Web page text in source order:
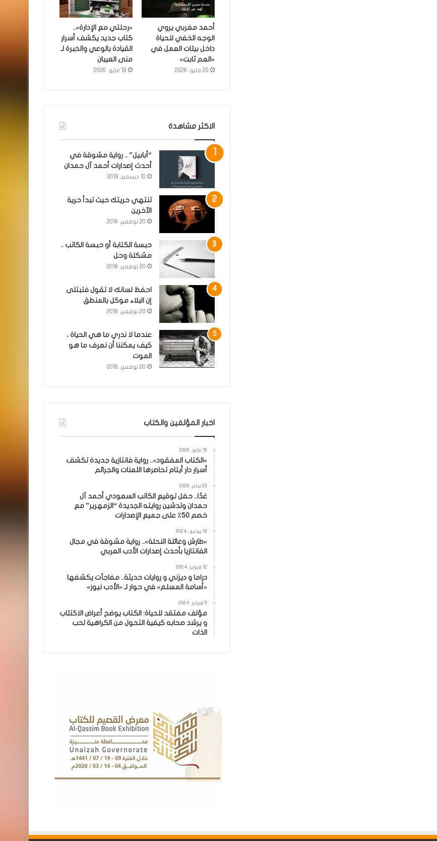
أحمد مغربي يروي
الوجه الخفي للحياة
داخل بيئات العمل في
«العم ثابت»
20 مايو، 2026
«رحلتي مع الإدارة»..
كتاب جديد يكشف أسرار
القيادة بالوعي والخبرة لـ
منى العيبان
19 مايو، 2026
الاكثر مشاهدة
“أبابيل” .. رواية مشوقة في
أحدث إصدارات أحمد آل حمدان
10 ديسمبر، 2019
تنتهي حريتك حيث تبدأ حرية
الآخرين
20 نوفمبر، 2018
حبسة الكتابة أو حبسة الكاتب ..
مشكلة وحل
20 نوفمبر، 2018
احفظ لسانك لا تقول فتبتلى
إن البلاء موكل بالمنطق
20 نوفمبر، 2018
عندما لا ندري ما هي الحياة ،
كيف يمكننا أن نعرف ما هو
الموت
20 نوفمبر، 2018
اخبار المؤلفين والكتاب
15 مايو، 2026
«الكتاب المفقود».. رواية فانتازية جديدة تكشف
أسرار دار أيتام تحاصرها اللعنات والجرائم
23 يناير، 2026
غدًا.. حفل توقيع الكاتب السعودي أحمد آل
حمدان وتدشين روايته الجديدة “الزمهرير” مع
خصم 50٪ على جميع الإصدارات
10 يونيو، 2024
«طارش وعائلة النحلة».. رواية مشوقة في مجال
الفانتازيا بأحدث إصدارات الأدب العربي
12 فبراير، 2024
دراما و ديزني و روايات حديثة.. مفاجآت يكشفها
«أسامة المسلم» في حوار لـ «الأدب نيوز»
5 فبراير، 2024
مؤلف مفتقد للحياة: الكتاب يوضح أعراض الاكتئاب
و يرشد صحابه كيفية التحول من الكراهية لحب
الذات